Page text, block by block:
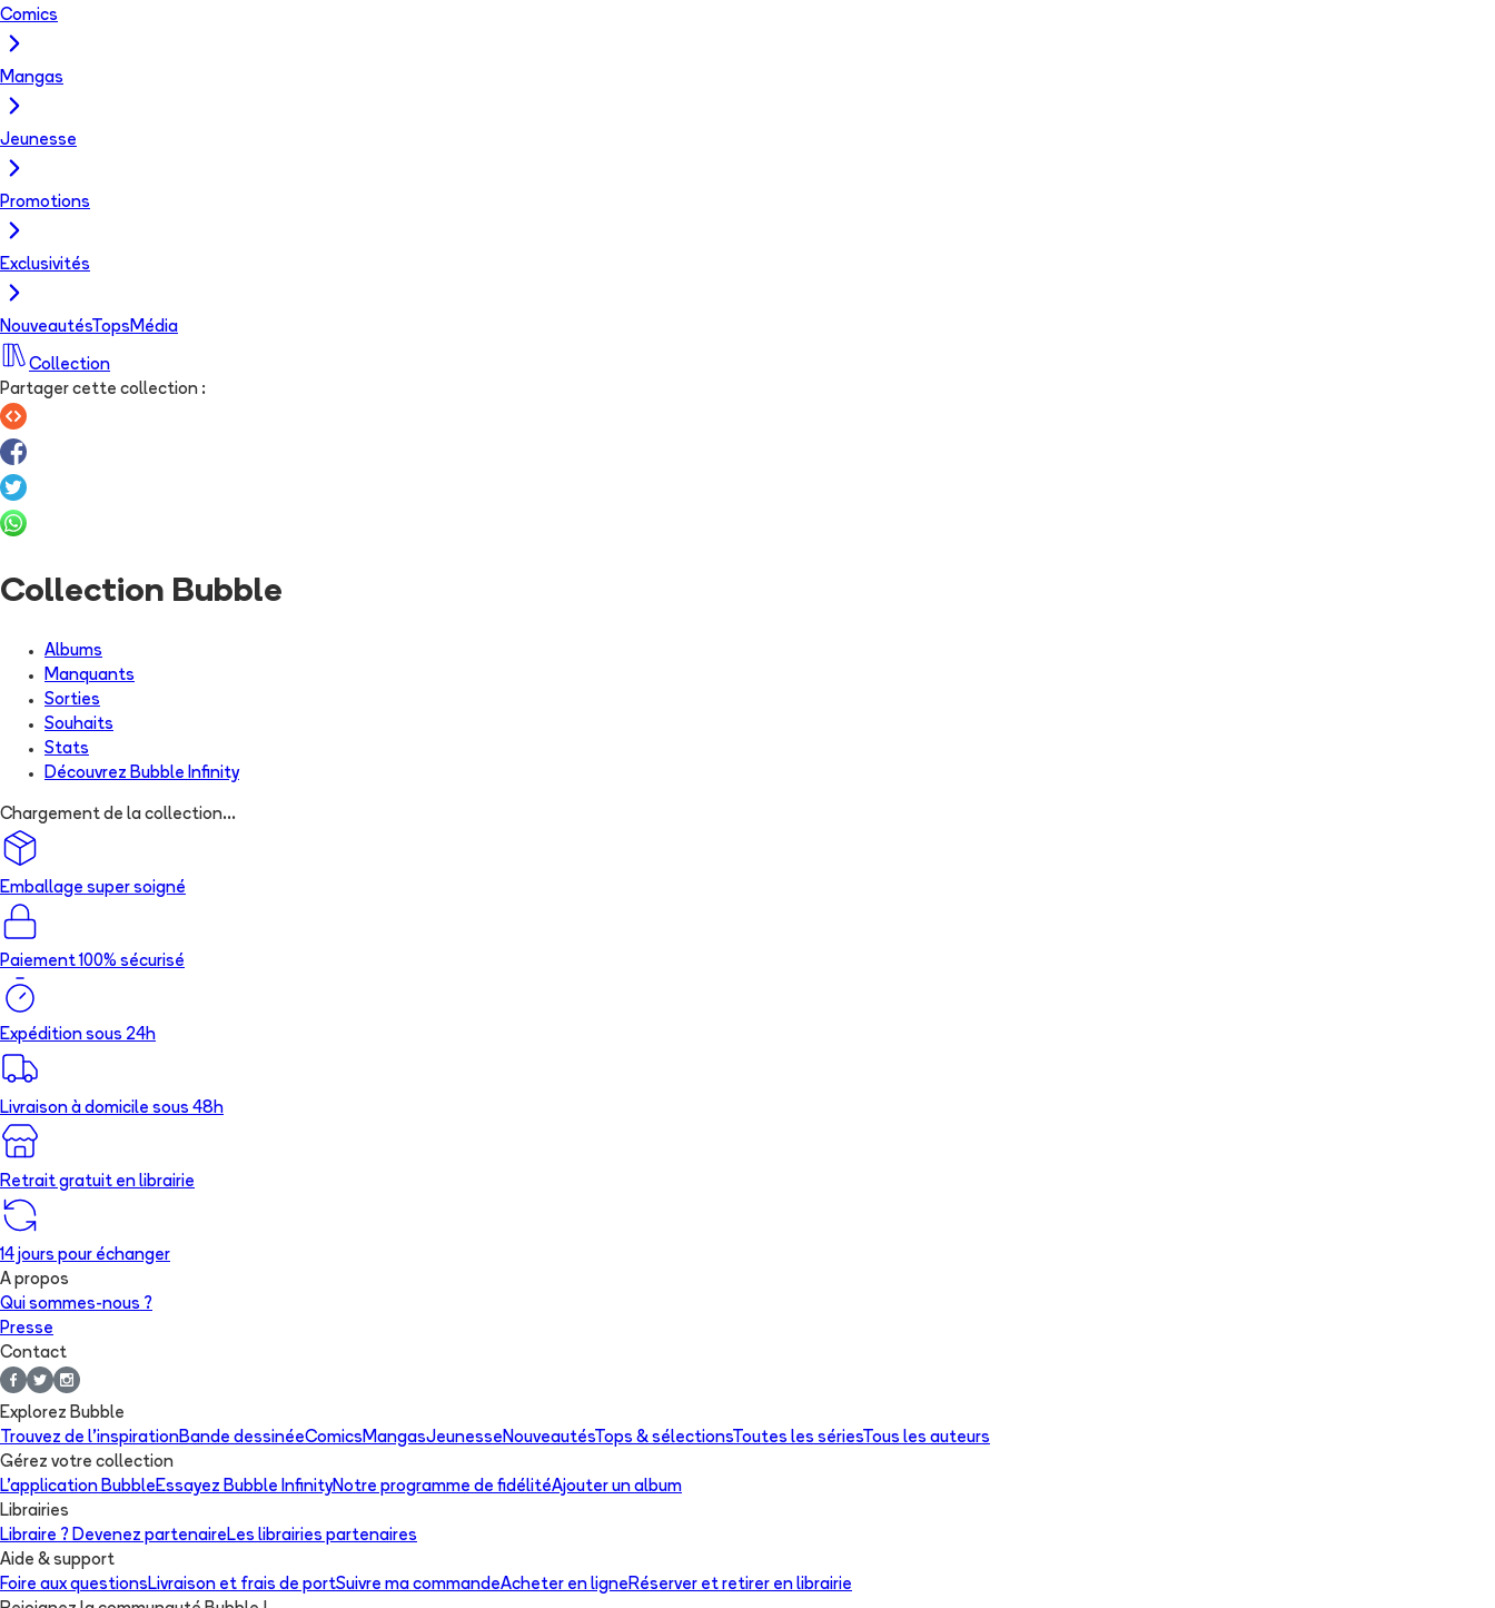
Comics
Mangas
Jeunesse
Promotions
Exclusivités
NouveautésTops Média
Collection
Partager cette collection :
Collection Bubble
Albums
Manquants
Sorties
Souhaits
Stats
Découvrez Bubble Infinity
Chargement de la collection...
Emballage super soigné
Paiement 100% sécurisé
Expédition sous 24h
Livraison à domicile sous 48h
Retrait gratuit en librairie
14 jours pour échanger
A propos
Qui sommes-nous ?
Presse
Contact
Explorez Bubble
Trouvez de l'inspirationBande dessinéeComicsMangasJeunesseNouveautésTops & sélectionsToutes les sériesTous les auteurs
Gérez votre collection
L'application BubbleEssayez Bubble InfinityNotre programme de fidélitéAjouter un album
Librairies
Libraire ? Devenez partenaireLes librairies partenaires
Aide & support
Foire aux questionsLivraison et frais de portSuivre ma commandeAcheter en ligneRéserver et retirer en librairie